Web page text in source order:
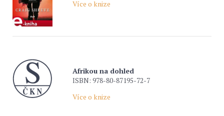
Více o knize
Afrikou na dohled
ISBN: 978-80-87195-72-7
Více o knize